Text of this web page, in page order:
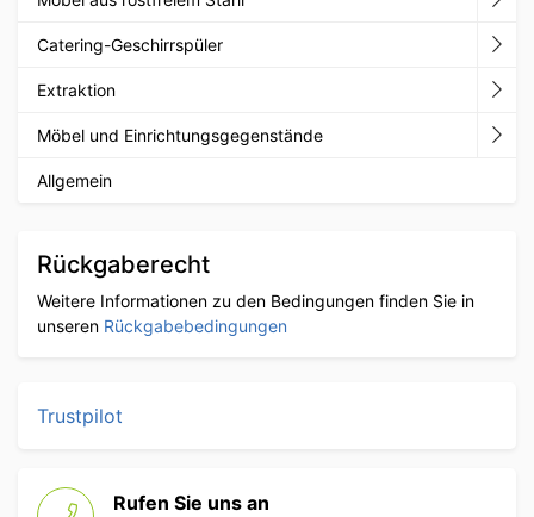
Catering-Geschirrspüler
Extraktion
Möbel und Einrichtungsgegenstände
Allgemein
Rückgaberecht
Weitere Informationen zu den Bedingungen finden Sie in
unseren Rückgabebedingungen
Trustpilot
Rufen Sie uns an